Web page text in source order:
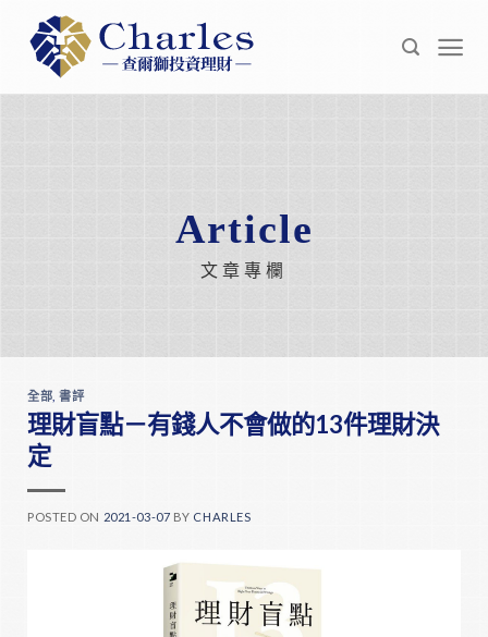
content
Article
文章專欄
全部 ,書評
理財盲點－有錢人不會做的13件理財決
定
POSTED ON 2021-03-07 BY CHARLES